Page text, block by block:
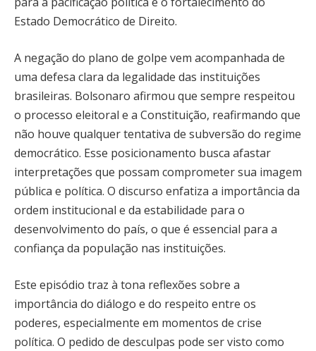
Estado Democrático de Direito.
A negação do plano de golpe vem acompanhada de
uma defesa clara da legalidade das instituições
brasileiras. Bolsonaro afirmou que sempre respeitou
o processo eleitoral e a Constituição, reafirmando que
não houve qualquer tentativa de subversão do regime
democrático. Esse posicionamento busca afastar
interpretações que possam comprometer sua imagem
pública e política. O discurso enfatiza a importância da
ordem institucional e da estabilidade para o
desenvolvimento do país, o que é essencial para a
confiança da população nas instituições.
Este episódio traz à tona reflexões sobre a
importância do diálogo e do respeito entre os
poderes, especialmente em momentos de crise
política. O pedido de desculpas pode ser visto como